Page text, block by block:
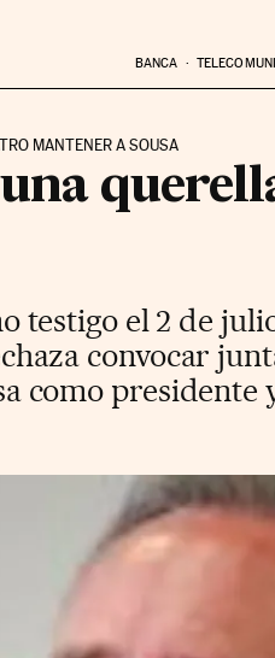
BANCA
MANTENER A SOUSA
testigo el 2 de
convocar
como